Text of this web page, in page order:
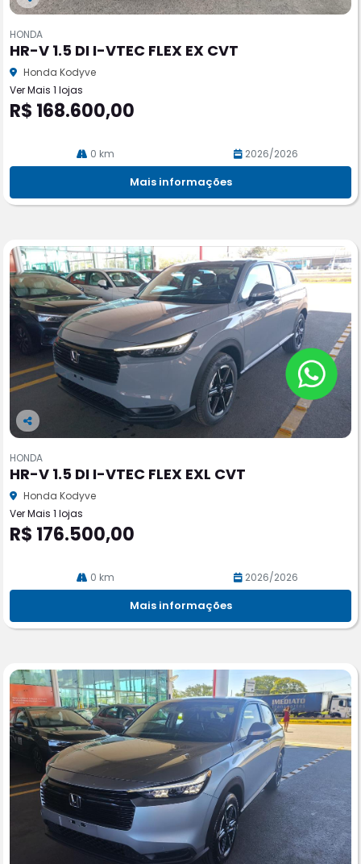
Co
pa
rtil
he
HONDA
HR-V 1.5 DI I-VTEC FLEX EX CVT
Honda Kodyve
Ver Mais 1 lojas
R$ 168.600,00
0 km 2026/2026
Mais informações
Co
pa
rtil
he
HONDA
HR-V 1.5 DI I-VTEC FLEX EXL CVT
Honda Kodyve
Ver Mais 1 lojas
R$ 176.500,00
0 km 2026/2026
Mais informações